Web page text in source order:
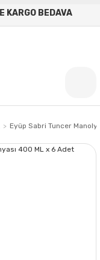
BEDAVA
Eyüp Sabri Tuncer